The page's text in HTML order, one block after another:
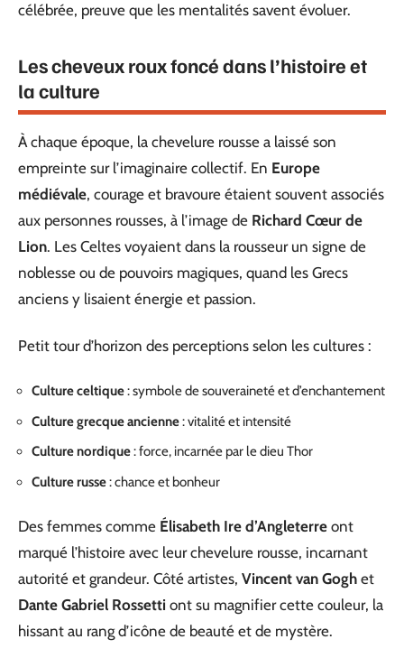
célébrée, preuve que les mentalités savent évoluer.
Les cheveux roux foncé dans l’histoire et
la culture
À chaque époque, la chevelure rousse a laissé son
empreinte sur l’imaginaire collectif. En Europe
médiévale, courage et bravoure étaient souvent associés
aux personnes rousses, à l’image de Richard Cœur de
Lion. Les Celtes voyaient dans la rousseur un signe de
noblesse ou de pouvoirs magiques, quand les Grecs
anciens y lisaient énergie et passion.
Petit tour d’horizon des perceptions selon les cultures :
Culture celtique: symbole de souveraineté et d’enchantement
Culture grecque ancienne: vitalité et intensité
Culture nordique: force, incarnée par le dieu Thor
Culture russe: chance et bonheur
Des femmes comme Élisabeth Ire d’Angleterre ont
marqué l’histoire avec leur chevelure rousse, incarnant
autorité et grandeur. Côté artistes, Vincent van Gogh et
Dante Gabriel Rossetti ont su magnifier cette couleur, la
hissant au rang d’icône de beauté et de mystère.